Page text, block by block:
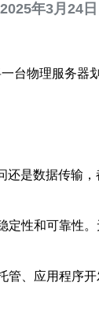
2025年3月24日
物理服务
是数据传输，
性和可靠性
、应用程序